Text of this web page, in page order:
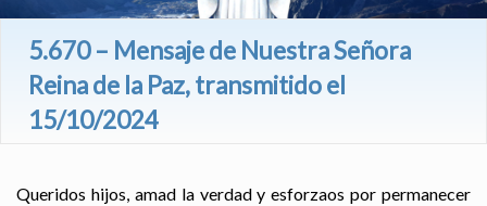
5.670 – Mensaje de Nuestra Señora
Reina de la Paz, transmitido el
15/10/2024
Queridos hijos, amad la verdad y esforzaos por permanecer